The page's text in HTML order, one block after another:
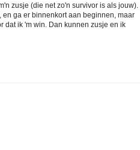
zusje (die net zo'n survivor is als jouw).
ga er binnenkort aan beginnen, maar
dat ik 'm win. Dan kunnen zusje en ik